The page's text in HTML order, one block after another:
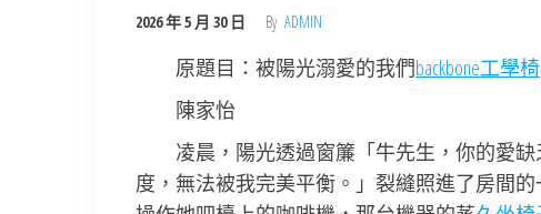
2026 年 5 月 30 日 By ADMIN
原題目：被陽光溺愛的我們backbone工學椅
陳家怡
凌晨，陽光透過窗簾「牛先生，你的愛
度，無法被我完美平衡。」裂縫照進了房間